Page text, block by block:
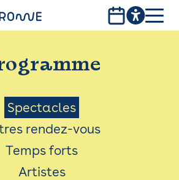
Spectacles
rendez-vous
Temps forts
Artistes